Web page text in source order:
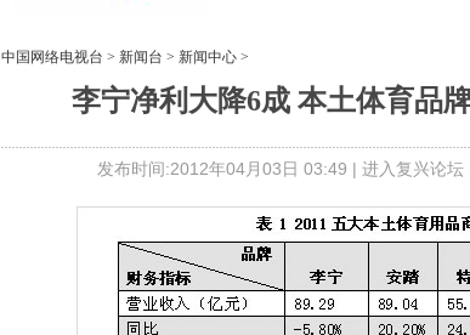
中国网络电视台 > 新闻台 > 新闻中心 >
李宁净利大降6成 本土体育品
发布时间:2012年04月03日 03:49 | 进入复兴论坛